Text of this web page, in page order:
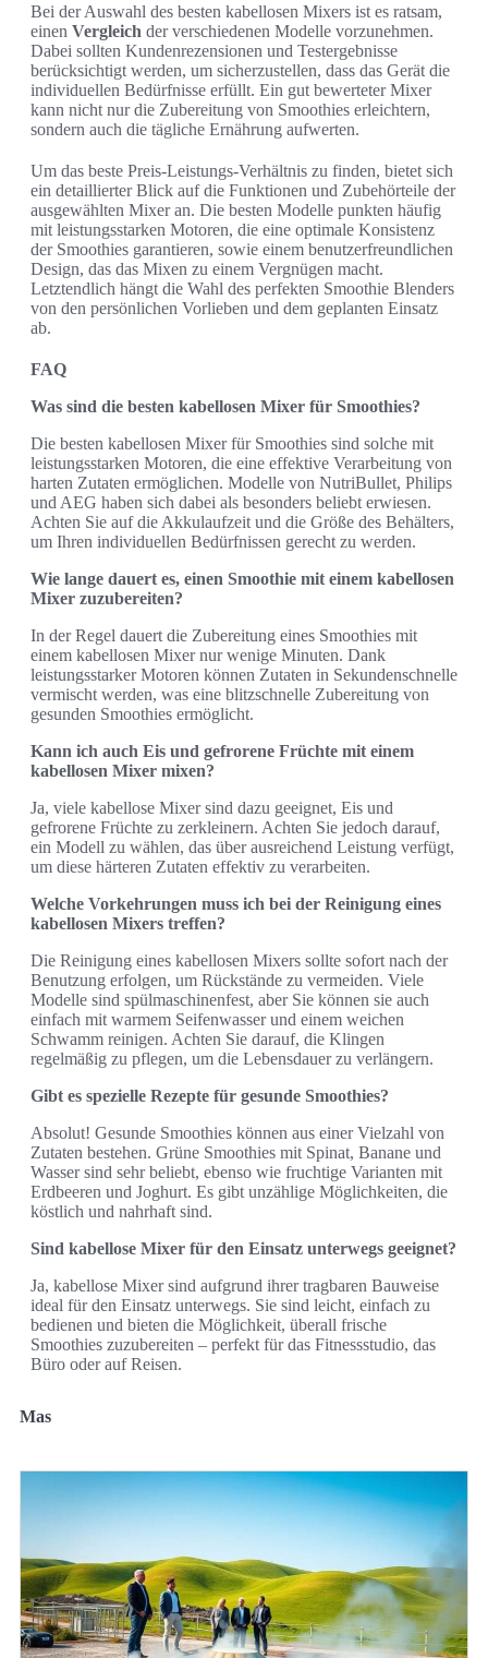
Bei der Auswahl des besten kabellosen Mixers ist es ratsam,
einen Vergleich der verschiedenen Modelle vorzunehmen.
Dabei sollten Kundenrezensionen und Testergebnisse
berücksichtigt werden, um sicherzustellen, dass das Gerät die
individuellen Bedürfnisse erfüllt. Ein gut bewerteter Mixer
kann nicht nur die Zubereitung von Smoothies erleichtern,
sondern auch die tägliche Ernährung aufwerten.
Um das beste Preis-Leistungs-Verhältnis zu finden, bietet sich
ein detaillierter Blick auf die Funktionen und Zubehörteile der
ausgewählten Mixer an. Die besten Modelle punkten häufig
mit leistungsstarken Motoren, die eine optimale Konsistenz
der Smoothies garantieren, sowie einem benutzerfreundlichen
Design, das das Mixen zu einem Vergnügen macht.
Letztendlich hängt die Wahl des perfekten Smoothie Blenders
von den persönlichen Vorlieben und dem geplanten Einsatz
ab.
FAQ
Was sind die besten kabellosen Mixer für Smoothies?
Die besten kabellosen Mixer für Smoothies sind solche mit
leistungsstarken Motoren, die eine effektive Verarbeitung von
harten Zutaten ermöglichen. Modelle von NutriBullet, Philips
und AEG haben sich dabei als besonders beliebt erwiesen.
Achten Sie auf die Akkulaufzeit und die Größe des Behälters,
um Ihren individuellen Bedürfnissen gerecht zu werden.
Wie lange dauert es, einen Smoothie mit einem kabellosen
Mixer zuzubereiten?
In der Regel dauert die Zubereitung eines Smoothies mit
einem kabellosen Mixer nur wenige Minuten. Dank
leistungsstarker Motoren können Zutaten in Sekundenschnelle
vermischt werden, was eine blitzschnelle Zubereitung von
gesunden Smoothies ermöglicht.
Kann ich auch Eis und gefrorene Früchte mit einem
kabellosen Mixer mixen?
Ja, viele kabellose Mixer sind dazu geeignet, Eis und
gefrorene Früchte zu zerkleinern. Achten Sie jedoch darauf,
ein Modell zu wählen, das über ausreichend Leistung verfügt,
um diese härteren Zutaten effektiv zu verarbeiten.
Welche Vorkehrungen muss ich bei der Reinigung eines
kabellosen Mixers treffen?
Die Reinigung eines kabellosen Mixers sollte sofort nach der
Benutzung erfolgen, um Rückstände zu vermeiden. Viele
Modelle sind spülmaschinenfest, aber Sie können sie auch
einfach mit warmem Seifenwasser und einem weichen
Schwamm reinigen. Achten Sie darauf, die Klingen
regelmäßig zu pflegen, um die Lebensdauer zu verlängern.
Gibt es spezielle Rezepte für gesunde Smoothies?
Absolut! Gesunde Smoothies können aus einer Vielzahl von
Zutaten bestehen. Grüne Smoothies mit Spinat, Banane und
Wasser sind sehr beliebt, ebenso wie fruchtige Varianten mit
Erdbeeren und Joghurt. Es gibt unzählige Möglichkeiten, die
köstlich und nahrhaft sind.
Sind kabellose Mixer für den Einsatz unterwegs geeignet?
Ja, kabellose Mixer sind aufgrund ihrer tragbaren Bauweise
ideal für den Einsatz unterwegs. Sie sind leicht, einfach zu
bedienen und bieten die Möglichkeit, überall frische
Smoothies zuzubereiten – perfekt für das Fitnessstudio, das
Büro oder auf Reisen.
Mas